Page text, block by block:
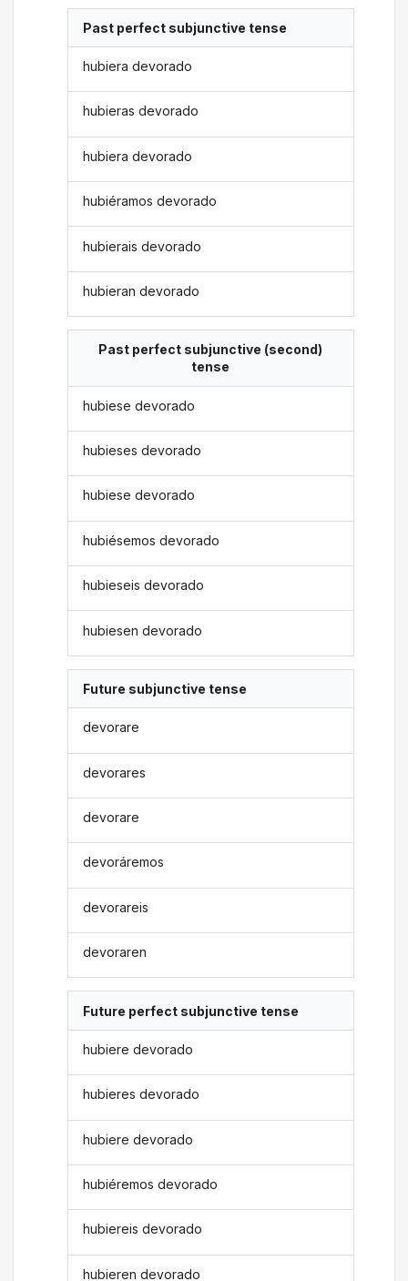
Past perfect subjunctive tense
hubiera devorado
hubieras devorado
hubiera devorado
hubiéramos devorado
hubierais devorado
hubieran devorado
Past perfect subjunctive (second)
tense
hubiese devorado
hubieses devorado
hubiese devorado
hubiésemos devorado
hubieseis devorado
hubiesen devorado
Future subjunctive tense
devorare
devorares
devorare
devoráremos
devorareis
devoraren
Future perfect subjunctive tense
hubiere devorado
hubieres devorado
hubiere devorado
hubiéremos devorado
hubiereis devorado
hubieren devorado